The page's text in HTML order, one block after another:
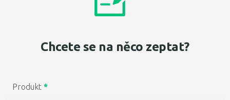
Chcete se na něco zeptat?
Produkt*